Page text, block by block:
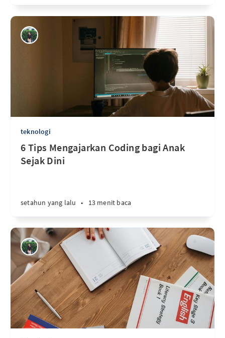
teknologi
6 Tips Mengajarkan Coding bagi Anak
Sejak Dini
setahun yang lalu • 13 menit baca